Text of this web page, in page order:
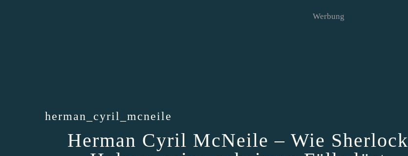
Werbung
herman_cyril_mcneile
Herman Cyril McNeile – Wie Sherlock